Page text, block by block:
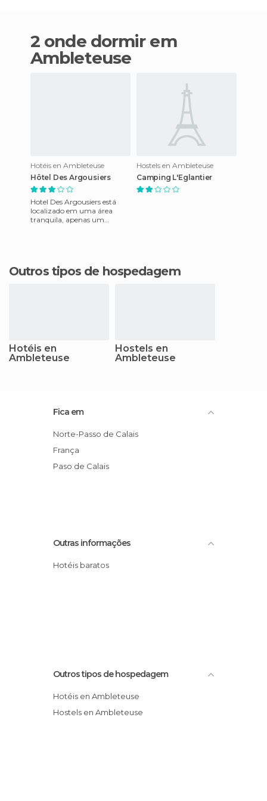
2 onde dormir em
Ambleteuse
Hotéis en Ambleteuse
Hôtel Des Argousiers
Hotel Des Argousiers está
localizado em uma área
tranquila, apenas um
Hostels en Ambleteuse
Camping L'Eglantier
Outros tipos de hospedagem
Hotéis en
Ambleteuse
Hostels en
Ambleteuse
Fica em
Norte-Passo de Calais
França
Paso de Calais
Outras informações
Hotéis baratos
Outros tipos de hospedagem
Hotéis en Ambleteuse
Hostels en Ambleteuse